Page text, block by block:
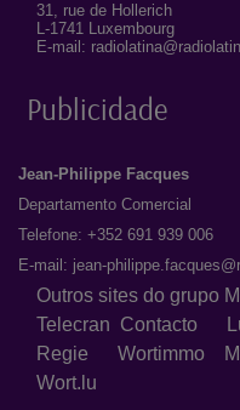
31, rue de Hollerich
L-1741 Luxembourg
E-mail:
Publicidade
Jean-Philippe Facques
Departamento Comercial
Telefone: +352 691 939 006
E-mail: jean-
Outros sites do grupo
Telecran Contacto
Regie Wortimmo
Wort.lu